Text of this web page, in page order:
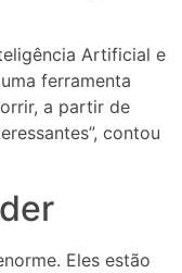
Artificial e
ferramenta
a partir de
contou
Eles estão